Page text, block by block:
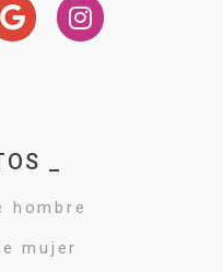
_
hombre
mujer